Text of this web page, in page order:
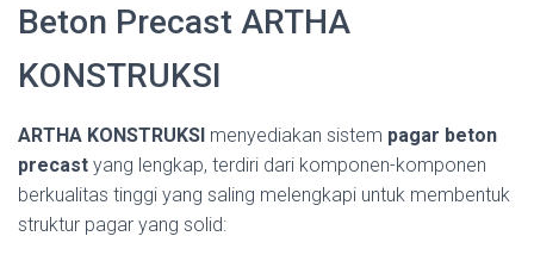
Beton Precast ARTHA
KONSTRUKSI
ARTHA KONSTRUKSI menyediakan sistem pagar beton
precast yang lengkap, terdiri dari komponen-komponen
berkualitas tinggi yang saling melengkapi untuk membentuk
struktur pagar yang solid: